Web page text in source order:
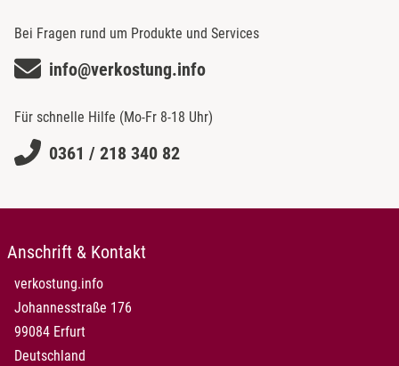
Bei Fragen rund um Produkte und Services
info@verkostung.info
Für schnelle Hilfe (Mo-Fr 8-18 Uhr)
0361 / 218 340 82
Anschrift & Kontakt
verkostung.info
Johannesstraße 176
99084 Erfurt
Deutschland